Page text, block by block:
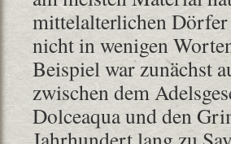
mittelalterlichen Dörfer
nicht in wenigen
Beispiel war zunächst
zwischen dem
Dolceaqua und den